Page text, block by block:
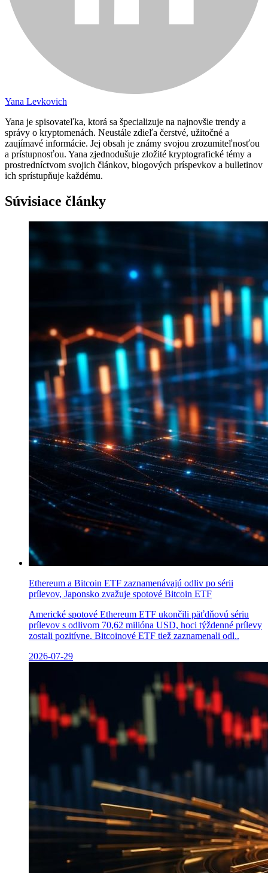
Yana Levkovich
Yana je spisovateľka, ktorá sa špecializuje na najnovšie trendy a
správy o kryptomenách. Neustále zdieľa čerstvé, užitočné a
zaujímavé informácie. Jej obsah je známy svojou zrozumiteľnosťou
a prístupnosťou. Yana zjednodušuje zložité kryptografické témy a
prostredníctvom svojich článkov, blogových príspevkov a bulletinov
ich sprístupňuje každému.
Súvisiace články
Ethereum a Bitcoin ETF zaznamenávajú odliv po sérii
prílevov, Japonsko zvažuje spotové Bitcoin ETF
Americké spotové Ethereum ETF ukončili päťdňovú sériu
prílevov s odlivom 70,62 milióna USD, hoci týždenné prílevy
zostali pozitívne. Bitcoinové ETF tiež zaznamenali odl..
2026-07-29